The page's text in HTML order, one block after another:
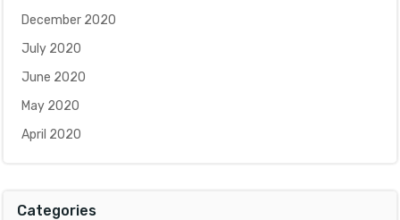
December 2020
July 2020
June 2020
May 2020
April 2020
Categories